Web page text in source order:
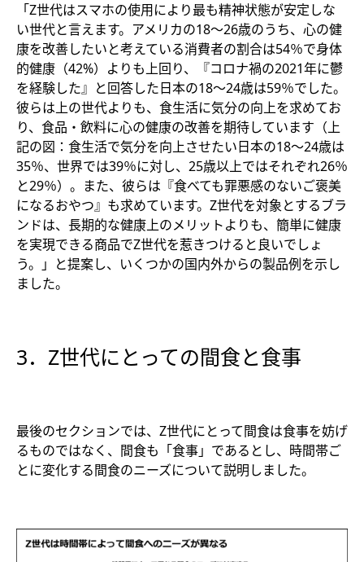
「Z世代はスマホの使用により最も精神状態が安定しな
い世代と言えます。アメリカの18～26歳のうち、心の健
康を改善したいと考えている消費者の割合は54％で身体
的健康（42%）よりも上回り、『コロナ禍の2021年に鬱
を経験した』と回答した日本の18～24歳は59％でした。
彼らは上の世代よりも、食生活に気分の向上を求めてお
り、食品・飲料に心の健康の改善を期待しています（上
記の図：食生活で気分を向上させたい日本の18～24歳は
35％、世界では39％に対し、25歳以上ではそれぞれ26％
と29％）。また、彼らは『食べても罪悪感のないご褒美
になるおやつ』も求めています。Z世代を対象とするブラ
ンドは、長期的な健康上のメリットよりも、簡単に健康
を実現できる商品でZ世代を惹きつけると良いでしょ
う。」と提案し、いくつかの国内外からの製品例を示し
ました。
3．Z世代にとっての間食と食事
最後のセクションでは、Z世代にとって間食は食事を妨げ
るものではなく、間食も「食事」であるとし、時間帯ご
とに変化する間食のニーズについて説明しました。